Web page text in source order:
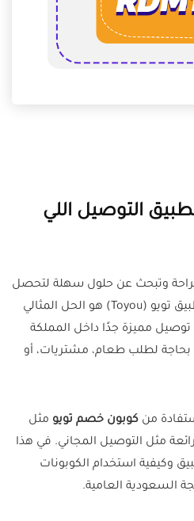
التوصيل اللي
وتبحث عن حلول سهلة لتحصل
على طلباتك بأسرع وقت، فتطبيق تويو (Toyou) هو الحل المثالي
مميزة جدًا داخل المملكة
بحاجة لطلب طعام، مشتريات، أو
من كوبون خصم تويو مثل
مثل التوصيل المجاني. في هذا
وكيفية استخدام الكوبونات
السعودية العامية.